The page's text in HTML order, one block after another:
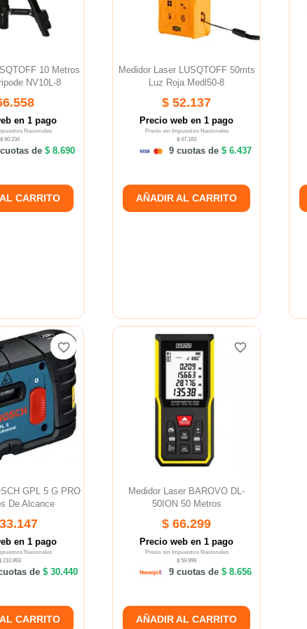
10 Metros
NV10L-8
en 1 pago
Nacionales
$ 60.234
de$ 8.690
CARRITO
Medidor Laser LUSQTOFF 50mts
Luz Roja Medl50-8
$ 52.137
Precio web en 1 pago
Precio sin Impuestos Nacionales
$ 47.183
9 cuotas de$ 6.437
AÑADIR AL CARRITO
GPL 5 G PRO
De Alcance
en 1 pago
Nacionales
210.993
de $ 30.440
CARRITO
favorite_border
favorite_border
Medidor Laser BAROVO DL-
50ION 50 Metros
$ 66.299
Precio web en 1 pago
Precio sin Impuestos Nacionales
$ 59.999
9 cuotas de$ 8.656
AÑADIR AL CARRITO
favorite_border
favorite_border